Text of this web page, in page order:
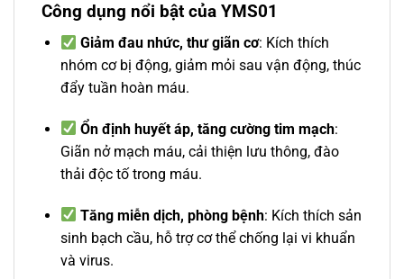
Công dụng nổi bật của YMS01
Giảm đau nhức, thư giãn cơ: Kích thích
nhóm cơ bị động, giảm mỏi sau vận động, thúc
đẩy tuần hoàn máu.
Ổn định huyết áp, tăng cường tim mạch:
Giãn nở mạch máu, cải thiện lưu thông, đào
thải độc tố trong máu.
Tăng miễn dịch, phòng bệnh: Kích thích sản
sinh bạch cầu, hỗ trợ cơ thể chống lại vi khuẩn
và virus.